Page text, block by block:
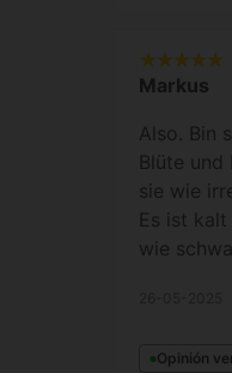
Markus
Also. Bin
Blüte und
sie wie
Es ist
wie
Opinión